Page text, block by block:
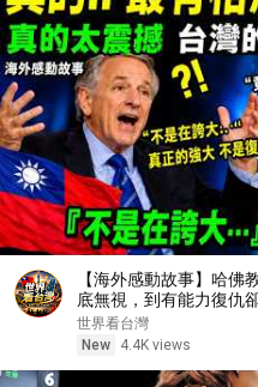
【海外感動故事】哈佛
底無視，到有能力復仇
案竟令全班沉默落淚不止
世界看台灣
New
4.4K views